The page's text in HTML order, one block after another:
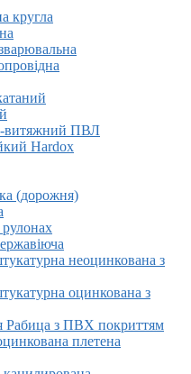
кругла
витяжний ПВЛ
Hardox
(дорожня)
рулонах
неоцинкована з
оцинкована з
Рабица з ПВХ покриттям
плетена